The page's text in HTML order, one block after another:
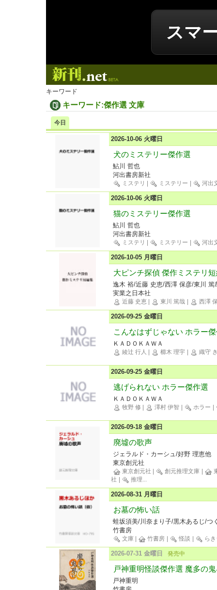
スマ
キーワード
キーワード:傑作選 文庫
今日
2026-10-06 火曜日
犬のミステリー傑作選
鮎川 哲也
河出書房新社
ミステリ ミステリー 河出
2026-10-06 火曜日
猫のミステリー傑作選
鮎川 哲也
河出書房新社
ミステリ ミステリー 河出
2026-10-05 月曜日
大ピンチ探偵 傑作ミステリ
逸木 裕/近藤 史恵/西澤 保彦/東川 篤
実業之日本社
近藤 史恵 東川 篤哉 西澤
2026-09-25 金曜日
こんなはずじゃない ホラー
ＫＡＤＯＫＡＷＡ
綾辻 行人 櫛木 理宇 織守
2026-09-25 金曜日
逃げられない ホラー傑作選
ＫＡＤＯＫＡＷＡ
牧野 修 澤村 伊智 ホラー
2026-09-18 金曜日
廃墟の歌声
ジェラルド・カーシュ/好野 理恵他
東京創元社
東京創元社 創元推理文庫
社
推理...
2026-08-31 月曜日
お墓の怖い話
蛙坂須美/川奈まり子/黒木あるじ/つ
竹書房
文庫 竹書房 怪談 ら
2026-07-31 金曜日 発売中
戸神重明怪談傑作選 魔多の
戸神重明